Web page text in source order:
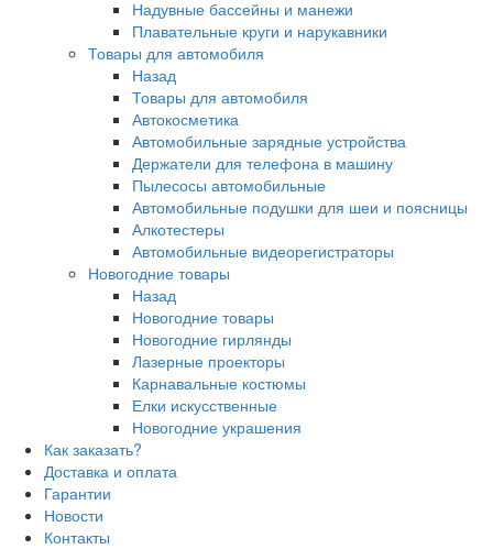
Надувные бассейны и манежи
Плавательные круги и нарукавники
Товары для автомобиля
Назад
Товары для автомобиля
Автокосметика
Автомобильные зарядные устройства
Держатели для телефона в машину
Пылесосы автомобильные
Автомобильные подушки для шеи и поясницы
Алкотестеры
Автомобильные видеорегистраторы
Новогодние товары
Назад
Новогодние товары
Новогодние гирлянды
Лазерные проекторы
Карнавальные костюмы
Елки искусственные
Новогодние украшения
Как заказать?
Доставка и оплата
Гарантии
Новости
Контакты